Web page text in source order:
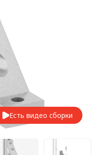
NEW!
Есть видео сборки